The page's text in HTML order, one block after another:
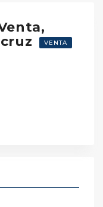
VENTA